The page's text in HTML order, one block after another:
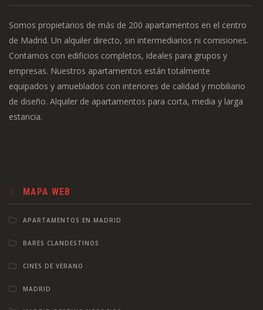
Somos propietarios de más de 200 apartamentos en el centro
de Madrid. Un alquiler directo, sin intermediarios ni comisiones.
Contamos con edificios completos, ideales para grupos y
empresas. Nuestros apartamentos están totalmente
equipados y amueblados con interiores de calidad y mobiliario
de diseño. Alquiler de apartamentos para corta, media y larga
estancia.
MAPA WEB
APARTAMENTOS EN MADRID
BARES CLANDESTINOS
CINES DE VERANO
MADRID